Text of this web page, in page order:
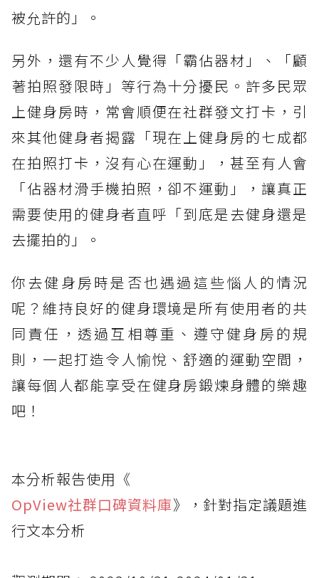
被允許的」。
另外，還有不少人覺得「霸佔器材」、「顧
著拍照發限時」等行為十分擾民。許多民眾
上健身房時，常會順便在社群發文打卡，引
來其他健身者揭露「現在上健身房的七成都
在拍照打卡，沒有心在運動」，甚至有人會
「佔器材滑手機拍照，卻不運動」，讓真正
需要使用的健身者直呼「到底是去健身還是
去擺拍的」。
你去健身房時是否也遇過這些惱人的情況
呢？維持良好的健身環境是所有使用者的共
同責任，透過互相尊重、遵守健身房的規
則，一起打造令人愉悅、舒適的運動空間，
讓每個人都能享受在健身房鍛煉身體的樂趣
吧！
本分析報告使用《
OpView社群口碑資料庫》，針對指定議題進
行文本分析